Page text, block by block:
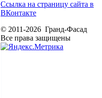
Ссылка на страницу сайта в
ВКонтакте
© 2011-2026 Гранд-Фасад
Все права защищены